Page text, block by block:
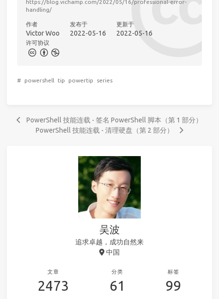
https://blog.vichamp.com/2022/05/16/professional-error-
handling/
作者
Victor Woo
发布于
2022-05-16
更新于
2022-05-16
许可协议
# powershell tip powertip series
PowerShell 技能连载 - 签名 PowerShell 脚本（第 1 部分）
PowerShell 技能连载 - 清理硬盘（第 2 部分）
吴波
追求卓越，成功自然来
中国
文章
2473
分类
61
标签
99